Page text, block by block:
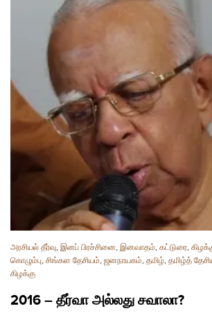
அரசியல் தீர்வு, இனப் பிரச்சினை, இனவாதம், கட்டுரை,
கொழும்பு, சிங்கள தேசியம், ஜனநாயகம், தமிழ், தமிழ்த்
கிழக்கு
2016 – தீர்வா அல்லது சவாலா?